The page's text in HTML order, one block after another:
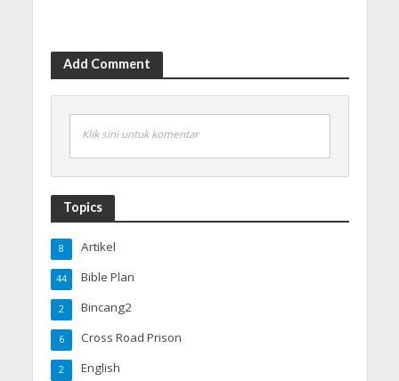
Add Comment
Klik sini untuk komentar
Topics
Artikel
8
Bible Plan
44
Bincang2
2
Cross Road Prison
6
English
2